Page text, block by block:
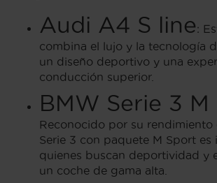
Audi A4 S line:
combina el lujo y la tecnología
un diseño deportivo y una
conducción superior.
BMW Serie 3
Reconocido por su rendimiento
Serie 3 con paquete M Sport es
quienes buscan deportividad y
un coche de gama alta.